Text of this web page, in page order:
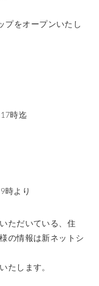
プをオープンいたし
時迄
より
ただいている、住
の情報は新ネットシ
たします。